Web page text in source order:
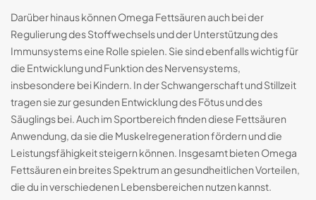
Darüber hinaus können Omega Fettsäuren auch bei der
Regulierung des Stoffwechsels und der Unterstützung des
Immunsystems eine Rolle spielen. Sie sind ebenfalls wichtig für
die Entwicklung und Funktion des Nervensystems,
insbesondere bei Kindern. In der Schwangerschaft und Stillzeit
tragen sie zur gesunden Entwicklung des Fötus und des
Säuglings bei. Auch im Sportbereich finden diese Fettsäuren
Anwendung, da sie die Muskelregeneration fördern und die
Leistungsfähigkeit steigern können. Insgesamt bieten Omega
Fettsäuren ein breites Spektrum an gesundheitlichen Vorteilen,
die du in verschiedenen Lebensbereichen nutzen kannst.